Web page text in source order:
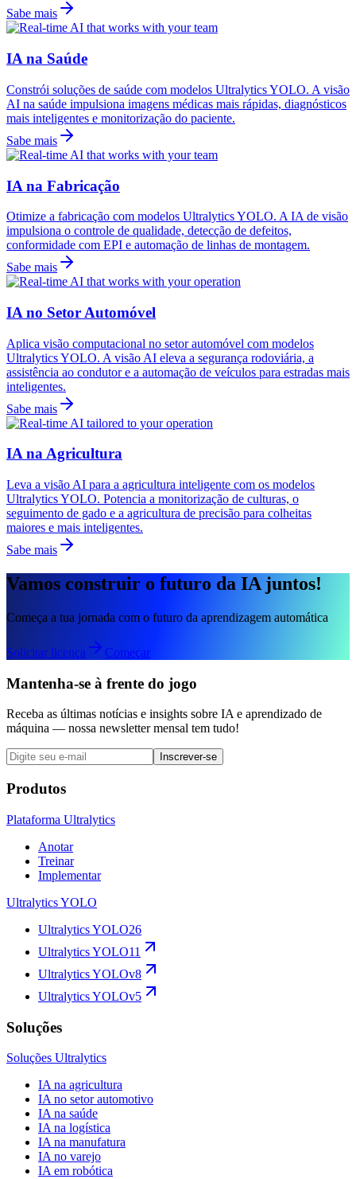
Sabe mais
IA na Saúde
Constrói soluções de saúde com modelos Ultralytics YOLO. A visão
AI na saúde impulsiona imagens médicas mais rápidas, diagnósticos
mais inteligentes e monitorização do paciente.
Sabe mais
IA na Fabricação
Otimize a fabricação com modelos Ultralytics YOLO. A IA de visão
impulsiona o controle de qualidade, detecção de defeitos,
conformidade com EPI e automação de linhas de montagem.
Sabe mais
IA no Setor Automóvel
Aplica visão computacional no setor automóvel com modelos
Ultralytics YOLO. A visão AI eleva a segurança rodoviária, a
assistência ao condutor e a automação de veículos para estradas mais
inteligentes.
Sabe mais
IA na Agricultura
Leva a visão AI para a agricultura inteligente com os modelos
Ultralytics YOLO. Potencia a monitorização de culturas, o
seguimento de gado e a agricultura de precisão para colheitas
maiores e mais inteligentes.
Sabe mais
Vamos construir o futuro da IA juntos!
Começa a tua jornada com o futuro da aprendizagem automática
Solicitar licença Começar
Mantenha-se à frente do jogo
Receba as últimas notícias e insights sobre IA e aprendizado de
máquina — nossa newsletter mensal tem tudo!
Inscrever-se
Produtos
Plataforma Ultralytics
Anotar
Treinar
Implementar
Ultralytics YOLO
Ultralytics YOLO26
Ultralytics YOLO11
Ultralytics YOLOv8
Ultralytics YOLOv5
Soluções
Soluções Ultralytics
IA na agricultura
IA no setor automotivo
IA na saúde
IA na logística
IA na manufatura
IA no varejo
IA em robótica